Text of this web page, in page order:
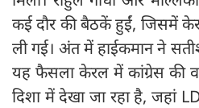
कई दौर की बैठकें हुईं, जिसमें
ली गई। अंत में हाईकमान ने
यह फैसला केरल में कांग्रेस की
दिशा में देखा जा रहा है, जहां